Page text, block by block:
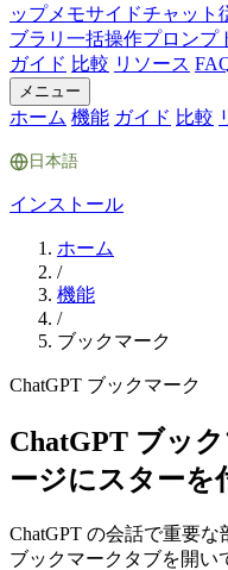
ップメモサイドチャット
ブラリ 一括操作プロンプ
ガイド 比較 リソース
メニュー
ホーム 機能 ガイド 比較
日本語
インストール
ホーム
/
機能
/
ブックマーク
ChatGPT ブックマーク
ChatGPT ブッ
ージにスターを
ChatGPT の会話で重要
ブックマークタブを開い